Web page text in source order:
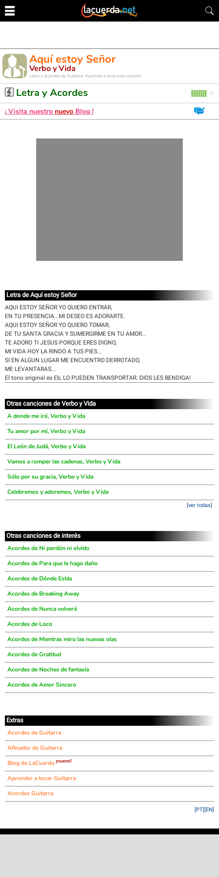
Aquí estoy Señor
Verbo y Vida
Letra y Acordes de Guitarra. Aprende a tocar esta canción
Letra y Acordes
¡ Visita nuestro nuevo Blog !
Letra de Aquí estoy Señor
AQUI ESTOY SEÑOR YO QUIERO ENTRAR,
EN TU PRESENCIA...MI DESEO ES ADORARTE.
AQUI ESTOY SEÑOR YO QUIERO TOMAR,
DE TU SANTA GRACIA Y SUMERGIRME EN TU AMOR...
TE ADORO TI JESUS PORQUE ERES DIGNO,
MI VIDA HOY LA RINDO A TUS PIES...
SI EN ALGUN LUGAR ME ENCUENTRO DERROTADO,
ME LEVANTARAS...
El tono original es Eb, LO PUEDEN TRANSPORTAR. DIOS LES BENDIGA!
Otras canciones de Verbo y Vida
A donde me iré, Verbo y Vida
Tu amor por mí, Verbo y Vida
El León de Judá, Verbo y Vida
Vamos a romper las cadenas, Verbo y Vida
Sólo por su gracia, Verbo y Vida
Celebremos y adoremos, Verbo y Vida
[ver todas]
Otras canciones de interés
Acordes de Ni perdón ni olvido
Acordes de Para que le hago daño
Acordes de Dónde Estás
Acordes de Breaking Away
Acordes de Nunca volverá
Acordes de Loco
Acordes de Mientras miro las nuevas olas
Acordes de Gratitud
Acordes de Noches de fantasía
Acordes de Amor Sincero
Extras
Acordes de Guitarra
Afinador de Guitarra
Blog de LaCuerda ¡nuevo!
Aprender a tocar Guitarra
Acordes Guitarra
[EN]
[PT]